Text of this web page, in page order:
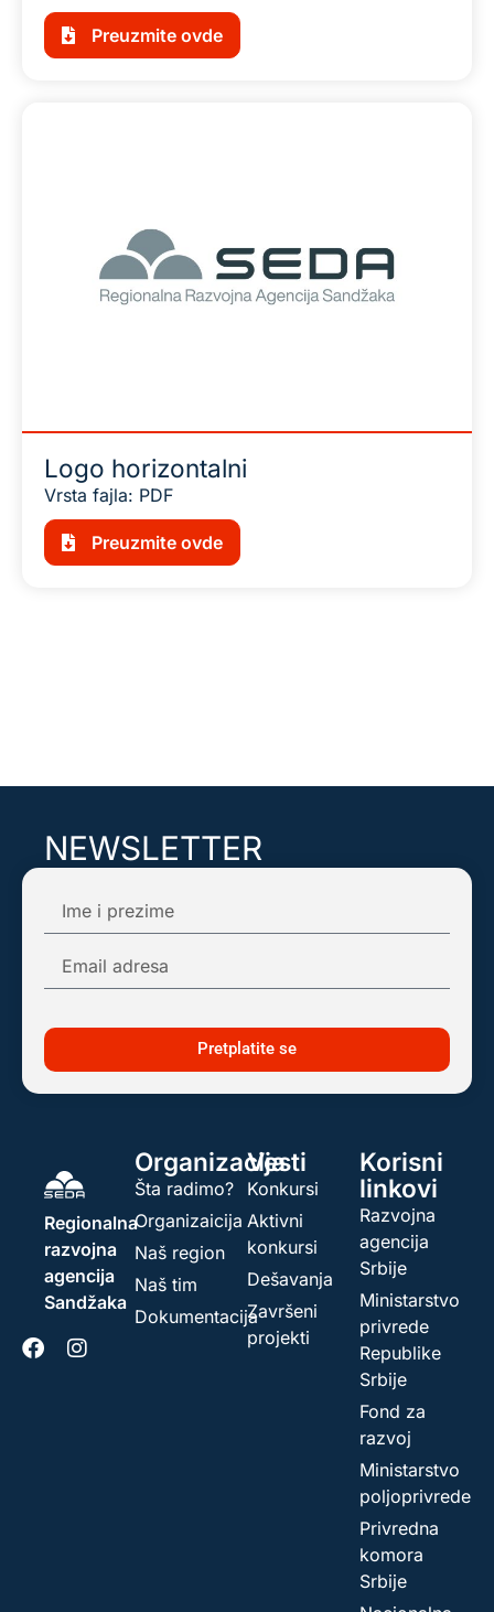
Preuzmite ovde
Logo horizontalni
Vrsta fajla: PDF
Preuzmite ovde
NEWSLETTER
dobijali obaveštenja o najnovijim dešavanjima!
Pretplatite se
Regionalna
razvojna
agencija
Sandžaka
Organizacija
Šta radimo?
Organizaicija
Naš region
Naš tim
Dokumentacija
Vesti
Konkursi
Aktivni
konkursi
Dešavanja
Završeni
projekti
Korisni
linkovi
Razvojna
agencija
Srbije
Ministarstvo
privrede
Republike
Srbije
Fond za
razvoj
Ministarstvo
poljoprivrede
Privredna
komora
Srbije